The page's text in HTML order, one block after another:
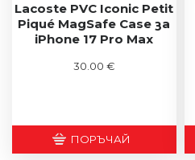
Lacoste PVC Iconic Petit
Piqué MagSafe Case за
iPhone 17 Pro Max
30.00 €
ПОРЪЧАЙ